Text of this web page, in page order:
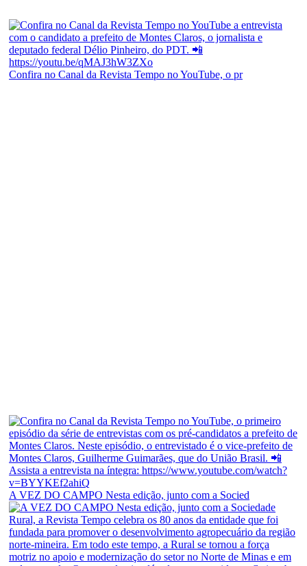
Confira no Canal da Revista Tempo no YouTube, o pr
A VEZ DO CAMPO Nesta edição, junto com a Socied